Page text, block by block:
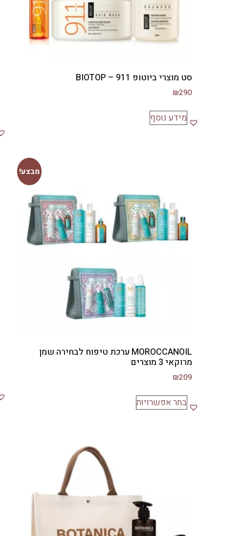
סט מוצרי ביוטופ 911 – BIOTOP
₪290
מידע נוסף
מבצע!
MOROCCANOIL ערכת טיפוח לבחירה שמן
מרוקאי 3 מוצרים
₪209
בחר אפשרויות